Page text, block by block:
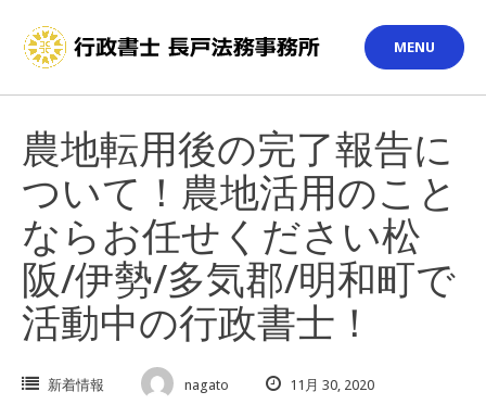
content
MENU
農地転用後の完了報告に
ついて！農地活用のこと
ならお任せください松
阪/伊勢/多気郡/明和町で
活動中の行政書士！
新着情報 nagato 11月 30, 2020